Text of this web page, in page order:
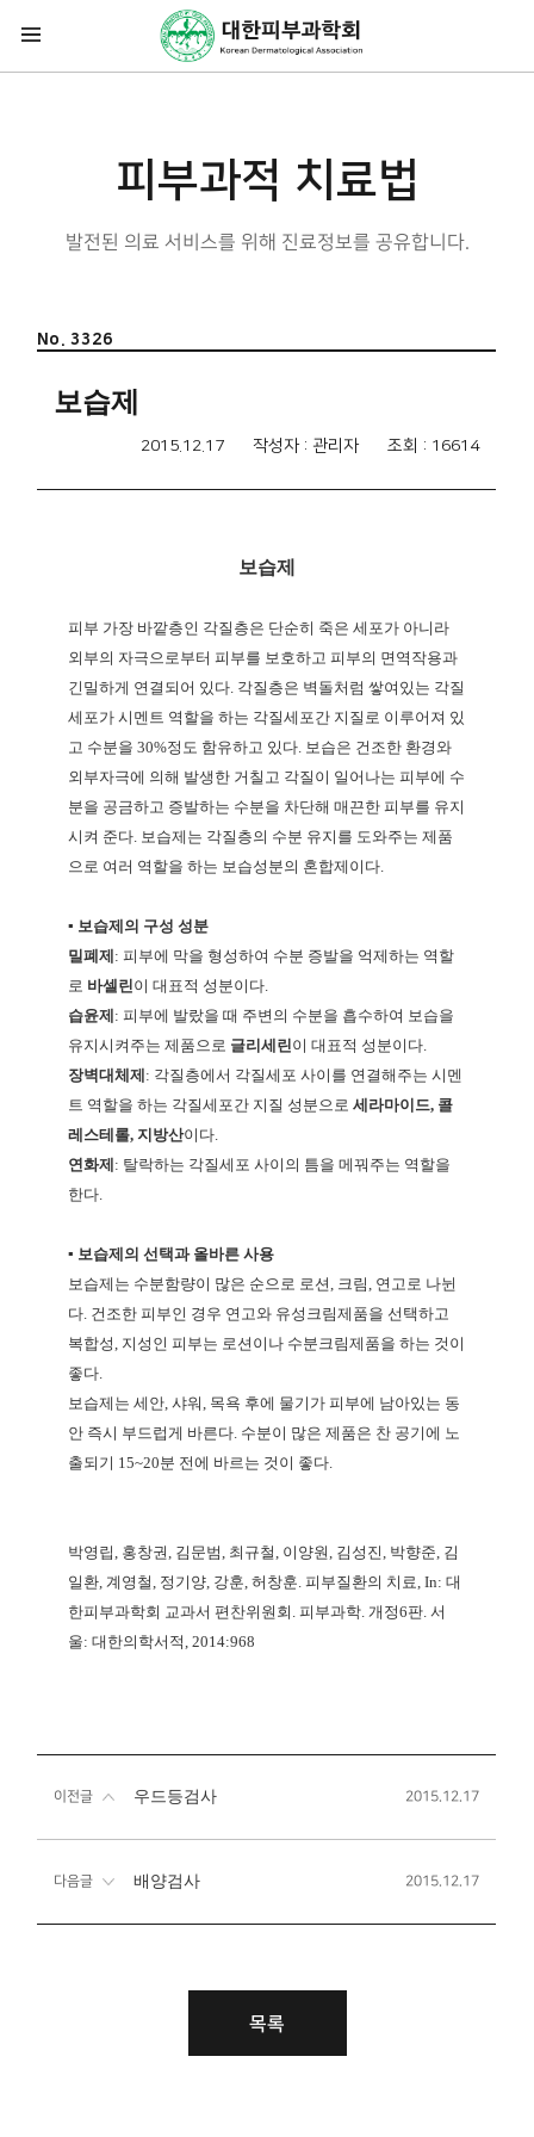
피부과적 치료법
발전된 의료 서비스를 위해 진료정보를 공유합니다.
No. 3326
보습제
2015.12.17 작성자 : 관리자 조회 : 16614
보습제
피부 가장 바깥층인 각질층은 단순히 죽은 세포가 아니라
외부의 자극으로부터 피부를 보호하고 피부의 면역작용과
긴밀하게 연결되어 있다. 각질층은 벽돌처럼 쌓여있는 각질
세포가 시멘트 역할을 하는 각질세포간 지질로 이루어져 있
고 수분을 30%정도 함유하고 있다. 보습은 건조한 환경와
외부자극에 의해 발생한 거칠고 각질이 일어나는 피부에 수
분을 공금하고 증발하는 수분을 차단해 매끈한 피부를 유지
시켜 준다. 보습제는 각질층의 수분 유지를 도와주는 제품
으로 여러 역할을 하는 보습성분의 혼합제이다.
▪ 보습제의 구성 성분
밀폐제 :피부에 막을 형성하여 수분 증발을 억제하는 역할
로 바셀린이 대표적 성분이다.
습윤제 :피부에 발랐을 때 주변의 수분을 흡수하여 보습을
유지시켜주는 제품으로 글리세린이 대표적 성분이다.
장벽대체제 : 각질층에서 각질세포 사이를 연결해주는 시멘
트 역할을 하는 각질세포간 지질 성분으로세라마이드, 콜
레스테롤,지방산이다.
연화제 : 탈락하는 각질세포 사이의 틈을 메꿔주는 역할을
한다.
▪ 보습제의 선택과 올바른 사용
보습제는 수분함량이 많은 순으로 로션, 크림, 연고로 나뉜
다. 건조한 피부인 경우 연고와 유성크림제품을 선택하고
복합성, 지성인 피부는 로션이나 수분크림제품을 하는 것이
좋다.
보습제는 세안,샤워, 목욕 후에 물기가 피부에 남아있는 동
안 즉시 부드럽게 바른다. 수분이 많은 제품은 찬 공기에 노
출되기 15~20분 전에 바르는 것이 좋다.
박영립, 홍창권, 김문범, 최규철, 이양원, 김성진, 박향준, 김
일환,계영철, 정기양, 강훈,허창훈.피부질환의 치료, In:대
한피부과학회 교과서 편찬위원회 .피부과학.개정6판.서
울:대한의학서적, 2014:968
이전글 우드등검사 2015.12.17
다음글 배양검사 2015.12.17
목록